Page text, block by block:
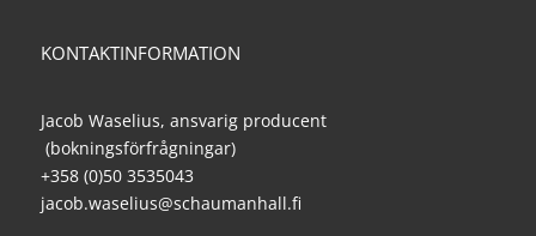
KONTAKTINFORMATION
Jacob Waselius, ansvarig producent
(bokningsförfrågningar)
+358 (0)50 3535043
jacob.waselius@schaumanhall.fi